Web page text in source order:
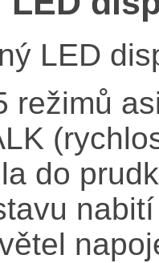
LED
režimů
do